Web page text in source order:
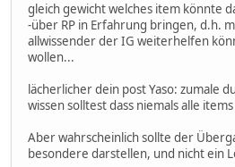
gleich gewicht welches item könnte
-über RP in Erfahrung bringen, d.h.
allwissender der IG weiterhelfen
wollen...
lächerlicher dein post Yaso: zumale
wissen solltest dass niemals alle
Aber wahrscheinlich sollte der
besondere darstellen, und nicht ein